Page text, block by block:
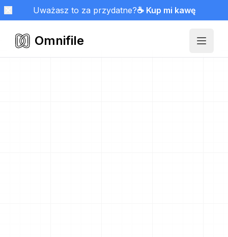
Uważasz to za przydatne?☕ Kup mi kawę
Omnifile